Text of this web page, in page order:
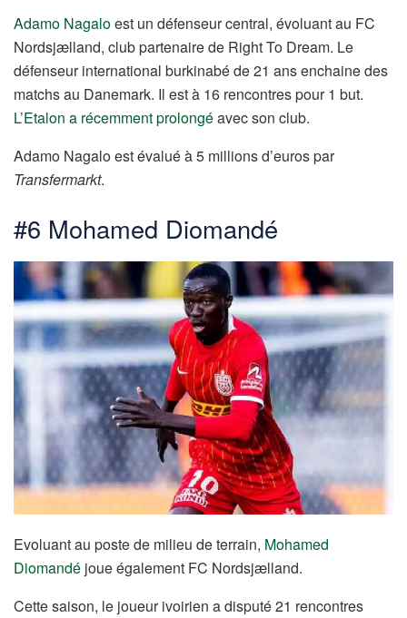
Adamo Nagaloest un défenseur central, évoluant au FC
Nordsjælland, club partenaire de Right To Dream. Le
défenseur international burkinabé de 21 ans enchaine des
matchs au Danemark. Il est à 16 rencontres pour 1 but.
L’Etalon a récemment prolongéavec son club.
Adamo Nagalo est évalué à 5 millions d’euros par
Transfermarkt.
#6 Mohamed Diomandé
Evoluant au poste de milieu de terrain, Mohamed
Diomandé joue également FC Nordsjælland.
Cette saison, le joueur ivoirien a disputé 21 rencontres